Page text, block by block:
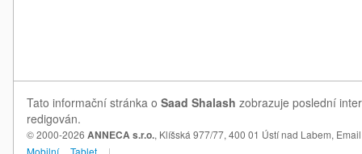
Tato informační stránka o Saad Shalash zobrazuje poslední
redigován.
© 2000-2026 ANNECA s.r.o., Klíšská 977/77, 400 01 Ústí nad Labem,
Mobilní
Tablet |